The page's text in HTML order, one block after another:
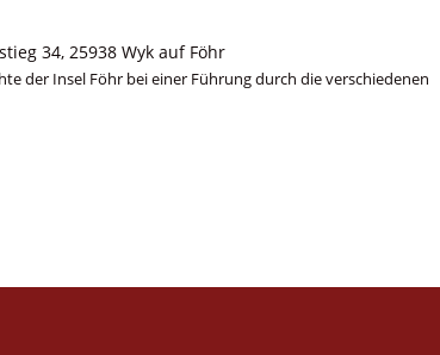
34, 25938 Wyk auf Föhr
der Insel Föhr bei einer Führung durch die verschiedenen